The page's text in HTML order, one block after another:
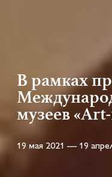
В рамках
музеев
19 мая 2021 — 19